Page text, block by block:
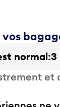
normal 3